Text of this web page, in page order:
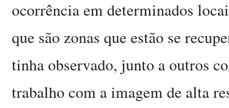
ocorrência em determinados
que são zonas que estão se
tinha observado, junto a outros
trabalho com a imagem de alta